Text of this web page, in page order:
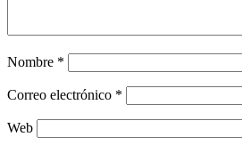
Nombre *
Correo electrónico *
Web